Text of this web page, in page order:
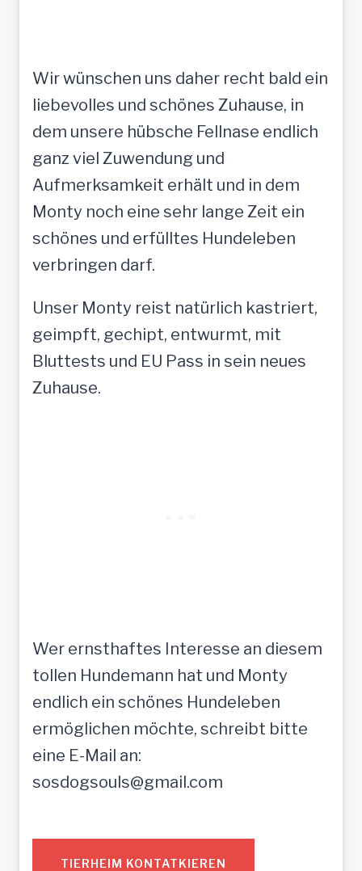
Wir wünschen uns daher recht bald ein
liebevolles und schönes Zuhause, in
dem unsere hübsche Fellnase endlich
ganz viel Zuwendung und
Aufmerksamkeit erhält und in dem
Monty noch eine sehr lange Zeit ein
schönes und erfülltes Hundeleben
verbringen darf.
Unser Monty reist natürlich kastriert,
geimpft, gechipt, entwurmt, mit
Bluttests und EU Pass in sein neues
Zuhause.
Wer ernsthaftes Interesse an diesem
tollen Hundemann hat und Monty
endlich ein schönes Hundeleben
ermöglichen möchte, schreibt bitte
eine E-Mail an:
sosdogsouls@gmail.com
TIERHEIM KONTATKIEREN